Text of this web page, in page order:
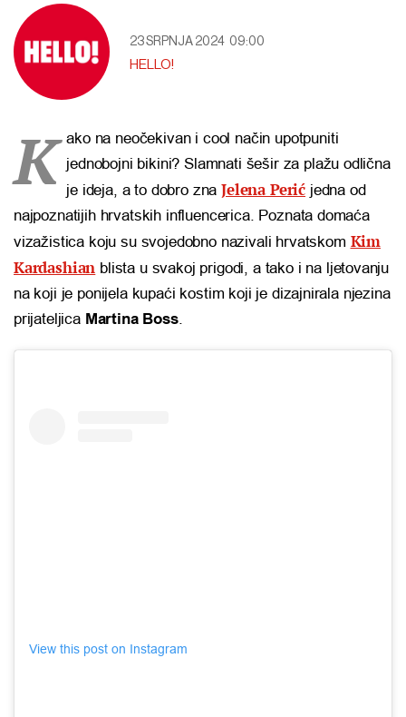
23 SRPNJA 2024 09:00
HELLO!
K ako na neočekivan i cool način upotpuniti
jednobojni bikini? Slamnati šešir za plažu odlična
je ideja, a to dobro znaJelena Perić jedna od
najpoznatijih hrvatskih influencerica. Poznata domaća
vizažistica koju su svojedobno nazivali hrvatskom Kim
Kardashian blista u svakoj prigodi, a tako i na ljetovanju
na koji je ponijela kupaći kostim koji je dizajnirala njezina
prijateljica Martina Boss.
View this post on Instagram